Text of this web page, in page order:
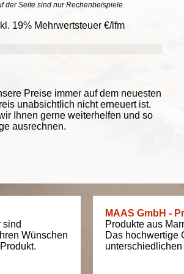
der Seite sind nur Rechenbeispiele.
19% Mehrwertsteuer €/lfm
Preise immer auf dem neuesten
unabsichtlich nicht erneuert ist.
Ihnen gerne weiterhelfen und so
ausrechnen.
sind
Wünschen
MAAS GmbH -
Produkte aus
Das hochwertige